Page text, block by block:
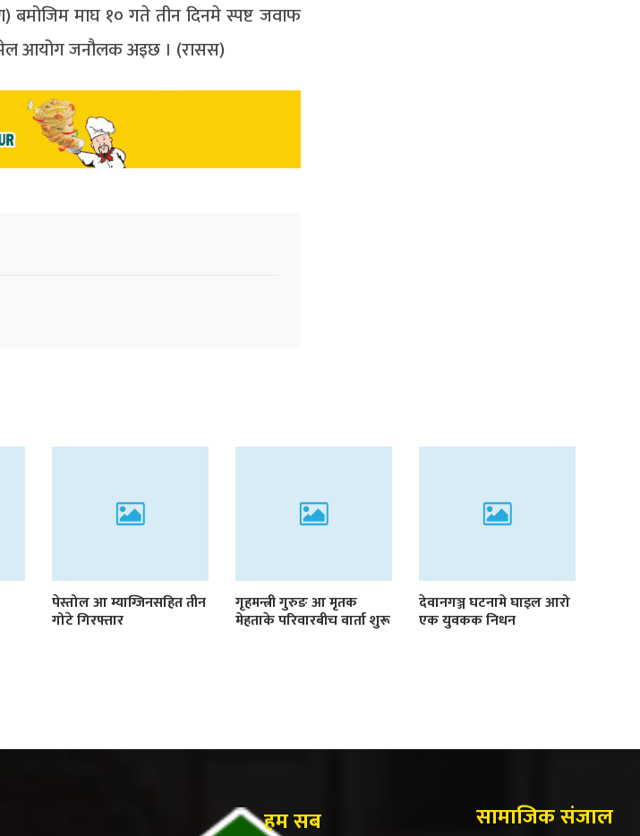
माघ १० गते तीन दिनमे स्पष्ट जवाफ
आयोग जनौलक अइछ । (रासस)
पेस्तोल आ म्याग्जिनसहित तीन
गोटे गिरफ्तार
गृहमन्त्री गुरुङ आ मृतक
मेहताके परिवारबीच वार्ता शुरू
देवानगञ्ज घटनामे घाइल आरो
एक युवकक निधन
हम सब सामाजिक संजाल